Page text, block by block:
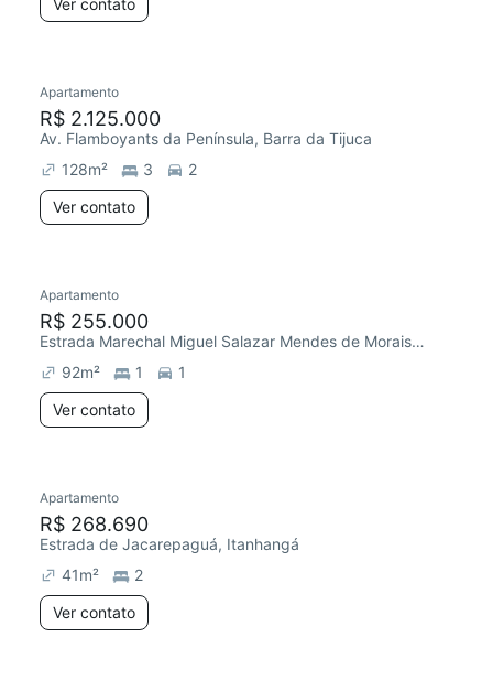
Ver contato
Apartamento
R$ 2.125.000
Av. Flamboyants da Península, Barra da Tijuca
128m² 3
2
Ver contato
Apartamento
R$ 255.000
Estrada Marechal Miguel Salazar Mendes de Morais, Taquara
92m² 1
1
Ver contato
Apartamento
R$ 268.690
Estrada de Jacarepaguá, Itanhangá
41m²
2
Ver contato